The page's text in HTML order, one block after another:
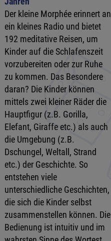
Der kleine Morphée erinnert an
ein kleines Radio und bietet
192 meditative Reisen, um
Kinder auf die Schlafenszeit
vorzubereiten oder zur Ruhe
zu kommen. Das Besondere
daran? Die Kinder können
mittels zwei kleiner Räder die
Hauptfigur (z.B. Gorilla,
Elefant, Giraffe etc.) als auch
die Umgebung (z.B.
Dschungel, Weltall, Strand
etc.) der Geschichte. So
entstehen viele
unterschiedliche Geschichten,
die sich die Kinder selbst
zusammenstellen können. Die
Bedienung ist intuitiv und im